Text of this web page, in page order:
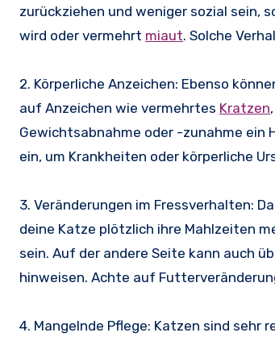
zurückziehen und weniger sozial sein,
wird oder vermehrt miaut. Solche
2. Körperliche Anzeichen: Ebenso
auf Anzeichen wie vermehrtes Kratzen
Gewichtsabnahme oder -zunahme ein
ein, um Krankheiten oder körperliche
3. Veränderungen im Fressverhalten:
deine Katze plötzlich ihre Mahlzeiten
sein. Auf der andere Seite kann auch
hinweisen. Achte auf
4. Mangelnde Pflege: Katzen sind sehr